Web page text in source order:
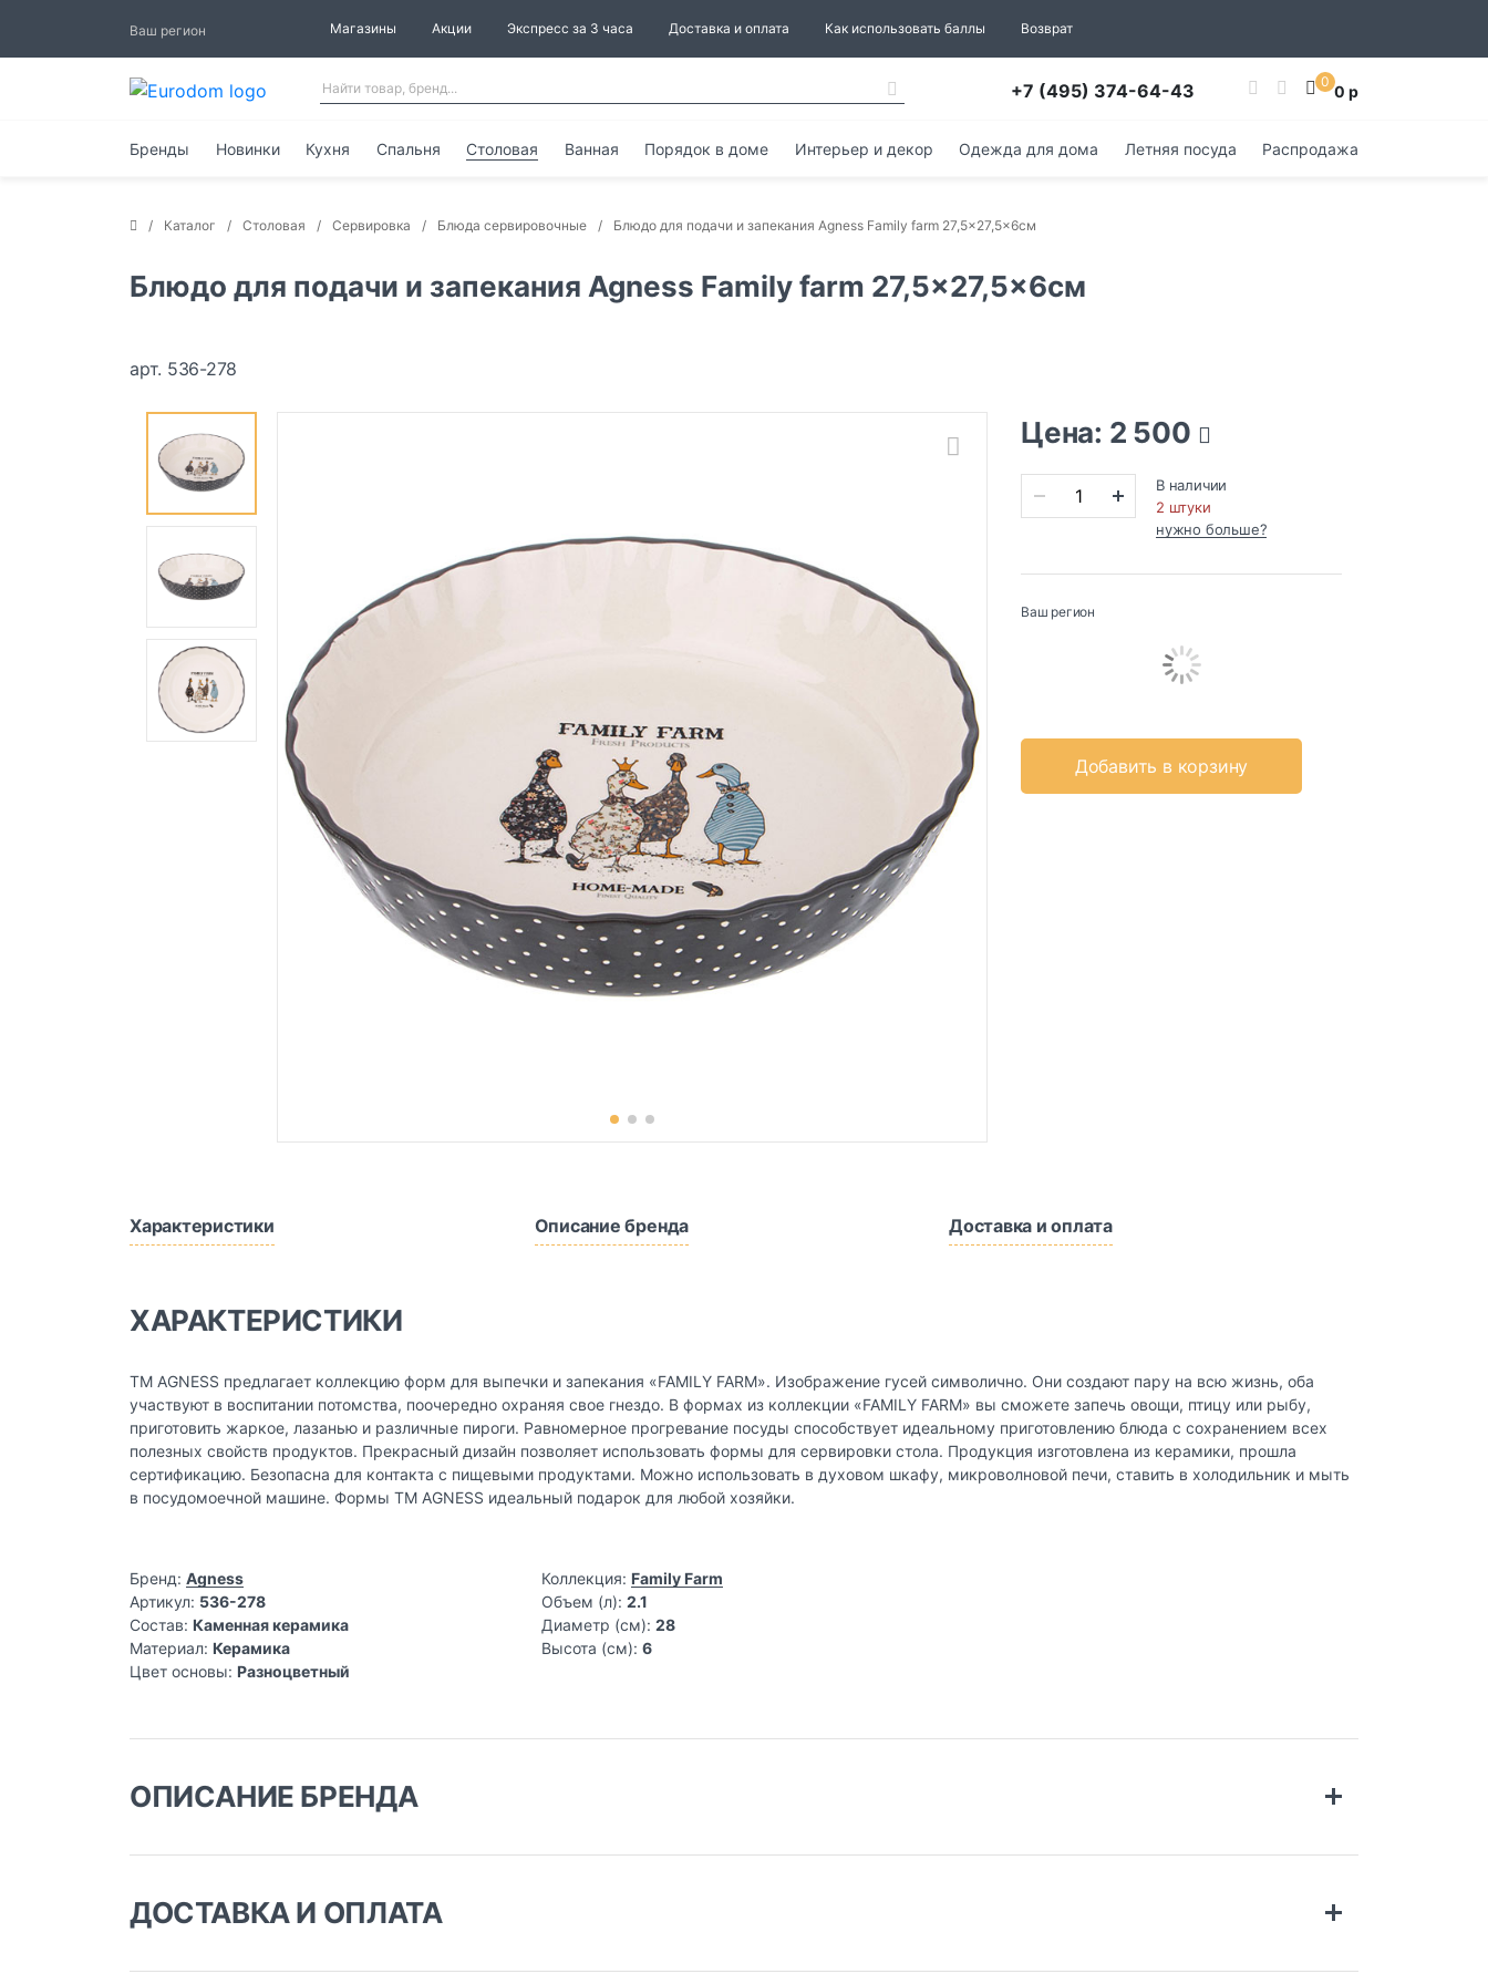
Ваш регион Магазины Акции Экспресс за 3 часа Доставка и оплата Как использовать баллы Возврат
+7 (495) 374-64-43 0 0 р
Бренды Новинки Кухня Спальня Столовая Ванная Порядок в доме Интерьер и декор Одежда для дома Летняя посуда Распродажа
Каталог Столовая Сервировка Блюда сервировочные Блюдо для подачи и запекания Agness Family farm 27,5x27,5x6см
Блюдо для подачи и запекания Agness Family farm 27,5x27,5x6см
арт. 536-278
Цена: 2 500
В наличии
2 штуки
нужно больше?
Ваш регион
Добавить в корзину
Характеристики Описание бренда Доставка и оплата
ХАРАКТЕРИСТИКИ
ТМ AGNESS предлагает коллекцию форм для выпечки и запекания «FAMILY FARM». Изображение гусей символично. Они создают пару на всю жизнь, оба
участвуют в воспитании потомства, поочередно охраняя свое гнездо. В формах из коллекции «FAMILY FARM» вы сможете запечь овощи, птицу или рыбу,
приготовить жаркое, лазанью и различные пироги. Равномерное прогревание посуды способствует идеальному приготовлению блюда с сохранением всех
полезных свойств продуктов. Прекрасный дизайн позволяет использовать формы для сервировки стола. Продукция изготовлена из керамики, прошла
сертификацию. Безопасна для контакта с пищевыми продуктами. Можно использовать в духовом шкафу, микроволновой печи, ставить в холодильник и мыть
в посудомоечной машине. Формы TM AGNESS идеальный подарок для любой хозяйки.
Бренд: Agness
Артикул: 536-278
Состав: Каменная керамика
Материал: Керамика
Цвет основы: Разноцветный
Коллекция: Family Farm
Объем (л): 2.1
Диаметр (см): 28
Высота (см): 6
ОПИСАНИЕ БРЕНДА
Философия разумной эстетики
Концепция, в которой кухонные предметы — это продуманные элементы образа жизни. Они сочетают долговечность
ДОСТАВКА И ОПЛАТА